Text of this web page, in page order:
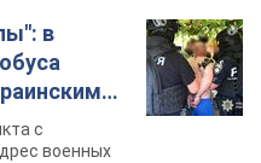
в
с
военных